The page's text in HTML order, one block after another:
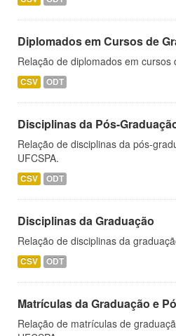
Diplomados em Cursos de
Relação de diplomados em cursos
CSV ODT
Disciplinas da Pós-
Relação de disciplinas da pós-
UFCSPA.
CSV ODT
Disciplinas da Graduação
Relação de disciplinas da
CSV ODT
Matrículas da Graduação e
Relação de matrículas de